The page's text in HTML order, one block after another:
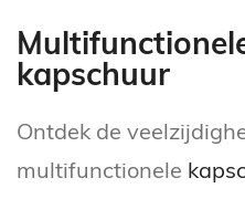
kapschuur
Ontdek de
multifunctionele